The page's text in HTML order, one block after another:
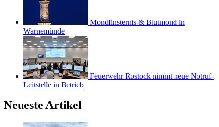
Mondfinsternis & Blutmond in
Warnemünde
Feuerwehr Rostock nimmt neue Notruf-
Leitstelle in Betrieb
Neueste Artikel